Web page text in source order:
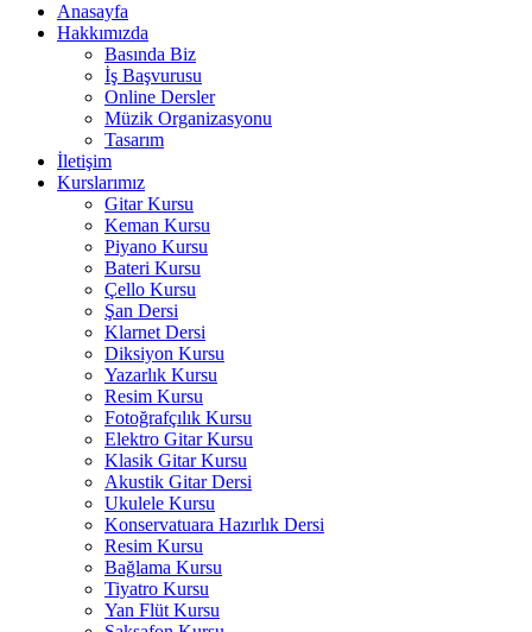
Anasayfa
Hakkımızda
Basında Biz
İş Başvurusu
Online Dersler
Müzik Organizasyonu
Tasarım
İletişim
Kurslarımız
Gitar Kursu
Keman Kursu
Piyano Kursu
Bateri Kursu
Çello Kursu
Şan Dersi
Klarnet Dersi
Diksiyon Kursu
Yazarlık Kursu
Resim Kursu
Fotoğrafçılık Kursu
Elektro Gitar Kursu
Klasik Gitar Kursu
Akustik Gitar Dersi
Ukulele Kursu
Konservatuara Hazırlık Dersi
Resim Kursu
Bağlama Kursu
Tiyatro Kursu
Yan Flüt Kursu